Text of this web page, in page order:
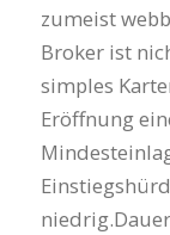
zumeist
Broker ist
simples
Eröffnung